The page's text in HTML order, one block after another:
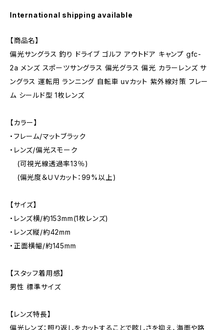
International shipping available
【商品名】
偏光サングラス 釣り ドライブ ゴルフ アウトドア キャンプ gfc-
2a メンズ スポーツサングラス 偏光グラス 偏光 カラーレンズ サ
ングラス 運転用 ランニング 自転車 uvカット 紫外線対策 フレー
ム シールド型 1枚レンズ
【カラー】
・フレーム/マットブラック
・レンズ/偏光スモーク
(可視光線透過率13％)
(偏光度＆ＵＶカット：99%以上)
【サイズ】
・レンズ横/約153mm(1枚レンズ)
・レンズ縦/約42mm
・正面横幅/約145mm
【スタッフ着用感】
男性 標準サイズ
【レンズ特長】
偏光レンズ：照り返しをカットすることで眩しさを抑え、海面や路